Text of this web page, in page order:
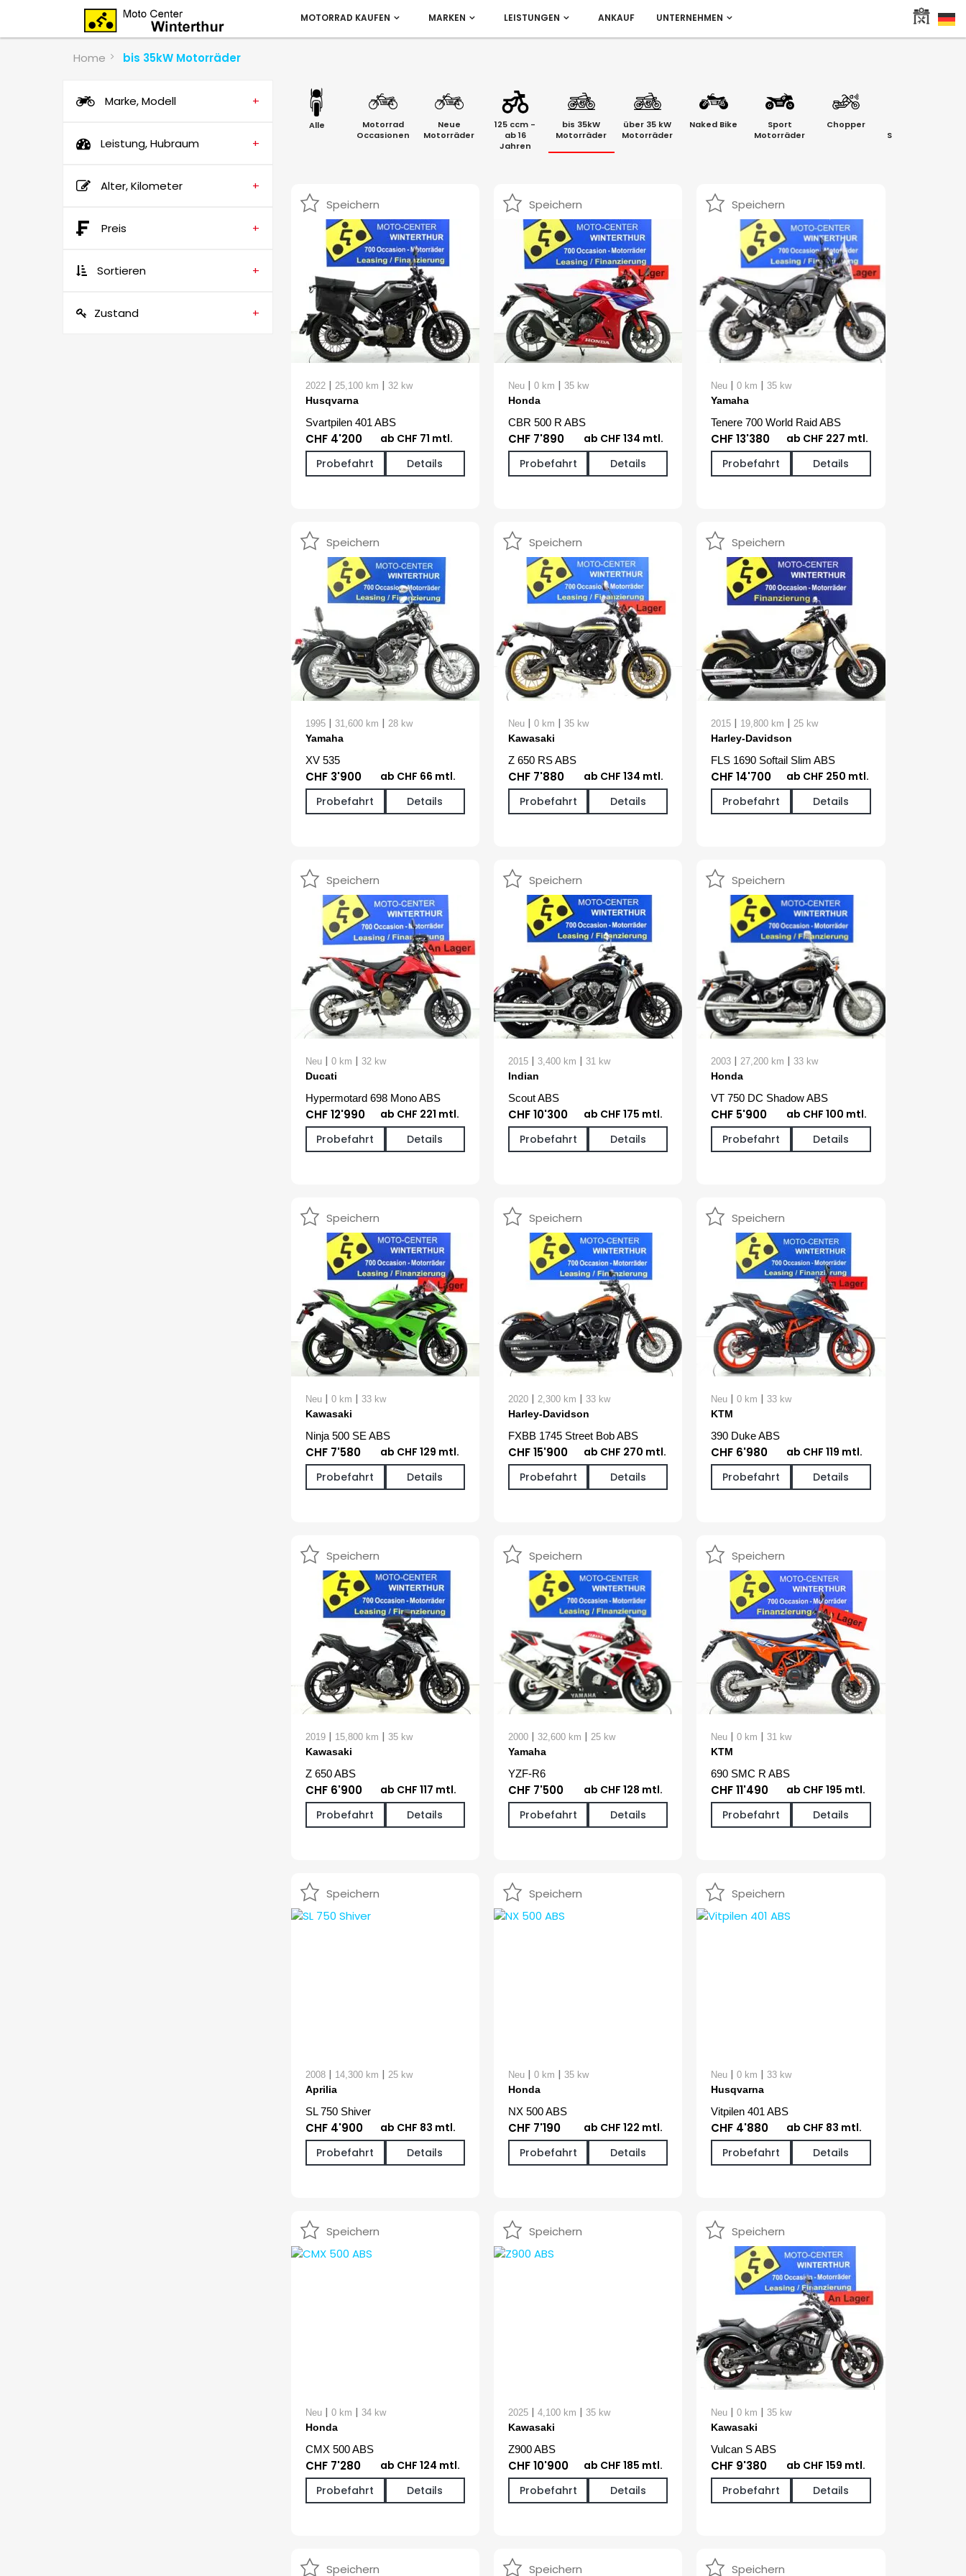
MOTORRAD KAUFEN MARKEN LEISTUNGEN ANKAUF UNTERNEHMEN
Home bis 35kW Motorräder
Marke, Modell +
Leistung, Hubraum +
Alter, Kilometer +
Preis +
Sortieren +
Zustand +
Alle
Motorrad
Occasionen
Neue
Motorräder
125 ccm -
ab 16
Jahren
bis 35kW
Motorräder
über 35 kW
Motorräder
Naked Bike
Sport
Motorräder
Chopper
Supermoto
Speichern
2022| 25,100 km | 32 kw
Husqvarna
Svartpilen 401 ABS
CHF 4'200
ab CHF 71 mtl.
Probefahrt
Details
Speichern
Neu| 0 km | 35 kw
Honda
CBR 500 R ABS
CHF 7'890
ab CHF 134 mtl.
Probefahrt
Details
Speichern
Neu |0 km | 35 kw
Yamaha
Tenere 700 World Raid ABS
CHF 13'380
ab CHF 227 mtl.
Probefahrt
Details
Speichern
1995| 31,600 km | 28 kw
Yamaha
XV 535
CHF 3'900
ab CHF 66 mtl.
Probefahrt
Details
Speichern
Neu| 0 km | 35 kw
Kawasaki
Z 650 RS ABS
CHF 7'880
ab CHF 134 mtl.
Probefahrt
Details
Speichern
2015 | 19,800 km |25 kw
Harley-Davidson
FLS 1690 Softail Slim ABS
CHF 14'700
ab CHF 250 mtl.
Probefahrt
Details
Speichern
Neu| 0 km | 32 kw
Ducati
Hypermotard 698 Mono ABS
CHF 12'990
ab CHF 221 mtl.
Probefahrt
Details
Speichern
2015| 3,400 km | 31 kw
Indian
Scout ABS
CHF 10'300
ab CHF 175 mtl.
Probefahrt
Details
Speichern
2003 |27,200 km | 33 kw
Honda
VT 750 DC Shadow ABS
CHF 5'900
ab CHF 100 mtl.
Probefahrt
Details
Speichern
Neu| 0 km | 33 kw
Kawasaki
Ninja 500 SE ABS
CHF 7'580
ab CHF 129 mtl.
Probefahrt
Details
Speichern
2020| 2,300 km | 33 kw
Harley-Davidson
FXBB 1745 Street Bob ABS
CHF 15'900
ab CHF 270 mtl.
Probefahrt
Details
Speichern
Neu |0 km | 33 kw
KTM
390 Duke ABS
CHF 6'980
ab CHF 119 mtl.
Probefahrt
Details
Speichern
2019| 15,800 km | 35 kw
Kawasaki
Z 650 ABS
CHF 6'900
ab CHF 117 mtl.
Probefahrt
Details
Speichern
2000| 32,600 km | 25 kw
Yamaha
YZF-R6
CHF 7'500
ab CHF 128 mtl.
Probefahrt
Details
Speichern
Neu |0 km | 31 kw
KTM
690 SMC R ABS
CHF 11'490
ab CHF 195 mtl.
Probefahrt
Details
Speichern
2008| 14,300 km | 25 kw
Aprilia
SL 750 Shiver
CHF 4'900
ab CHF 83 mtl.
Probefahrt
Details
Speichern
Neu| 0 km | 35 kw
Honda
NX 500 ABS
CHF 7'190
ab CHF 122 mtl.
Probefahrt
Details
Speichern
Neu |0 km | 33 kw
Husqvarna
Vitpilen 401 ABS
CHF 4'880
ab CHF 83 mtl.
Probefahrt
Details
Speichern
Neu| 0 km | 34 kw
Honda
CMX 500 ABS
CHF 7'280
ab CHF 124 mtl.
Probefahrt
Details
Speichern
2025| 4,100 km | 35 kw
Kawasaki
Z900 ABS
CHF 10'900
ab CHF 185 mtl.
Probefahrt
Details
Speichern
Neu |0 km | 35 kw
Kawasaki
Vulcan S ABS
CHF 9'380
ab CHF 159 mtl.
Probefahrt
Details
Speichern Speichern Speichern